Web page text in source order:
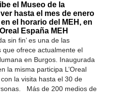
el Museo de la
hasta el mes de enero
el horario del MEH, en
España MEH
sin fin’ es una de las
que ofrece actualmente el
en Burgos. Inaugurada
la misma participa L’Oreal
la visita hasta el 30 de
Más de 200 medios de